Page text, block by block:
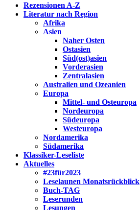
Rezensionen A-Z
Literatur nach Region
Afrika
Asien
Naher Osten
Ostasien
Süd(ost)asien
Vorderasien
Zentralasien
Australien und Ozeanien
Europa
Mittel- und Osteuropa
Nordeuropa
Südeuropa
Westeuropa
Nordamerika
Südamerika
Klassiker-Leseliste
Aktuelles
#23für2023
Leselaunen Monatsrückblick
Buch-TAG
Leserunden
Lesungen